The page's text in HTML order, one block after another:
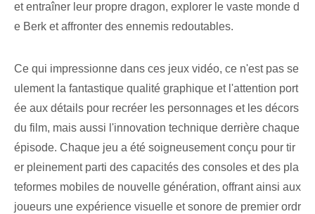
et entraîner leur propre dragon, explorer le vaste monde d
e Berk et affronter des ennemis redoutables.
Ce qui impressionne dans ces jeux vidéo, ce n'est pas se
ulement la fantastique qualité graphique et l'attention port
ée aux détails pour recréer les personnages et les décors
du film, mais aussi l'innovation technique derrière chaque
épisode. Chaque jeu a été soigneusement conçu pour tir
er pleinement parti des capacités des consoles et des pla
teformes mobiles de nouvelle génération, offrant ainsi aux
joueurs une expérience visuelle et sonore de premier ordr